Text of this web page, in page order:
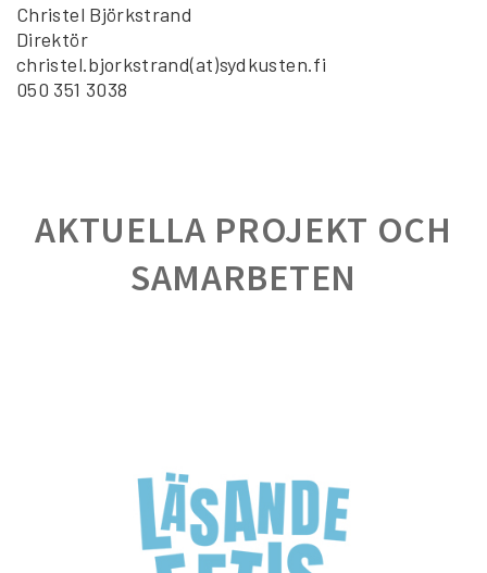
Christel Björkstrand
Direktör
christel.bjorkstrand(at)sydkusten.fi
050 351 3038
AKTUELLA PROJEKT OCH
SAMARBETEN